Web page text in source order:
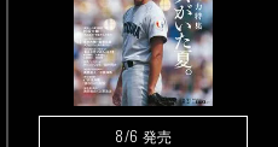
8/6 発売